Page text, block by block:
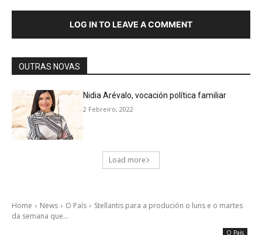
LOG IN TO LEAVE A COMMENT
OUTRAS NOVAS
Nidia Arévalo, vocación política familiar
2 Febreiro, 2022
Load more